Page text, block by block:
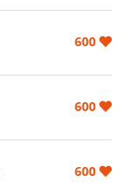
600
600
600